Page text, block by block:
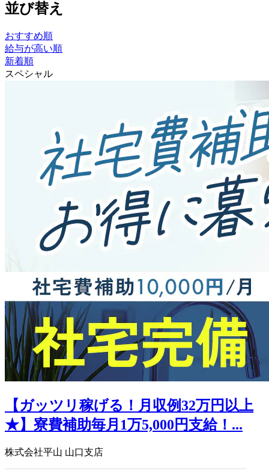
並び替え
おすすめ順
給与が高い順
新着順
スペシャル
【ガッツリ稼げる！月収例32万円以上
★】寮費補助毎月1万5,000円支給！...
株式会社平山 山口支店